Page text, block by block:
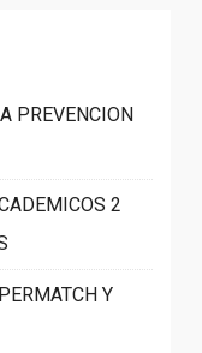
PREVENCION
2
Y